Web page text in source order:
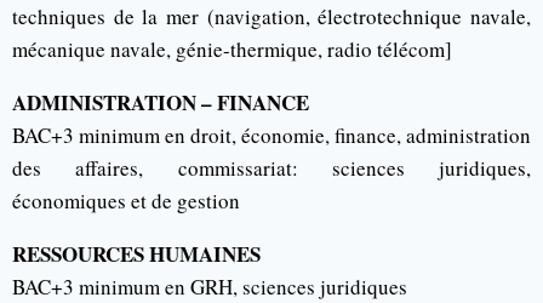
techniques de la mer (navigation, électrotechnique navale,
mécanique navale, génie-thermique, radio télécom]
ADMINISTRATION – FINANCE
BAC+3 minimum en droit, économie, finance, administration
des affaires, commissariat: sciences juridiques,
économiques et de gestion
RESSOURCES HUMAINES
BAC+3 minimum en GRH, sciences juridiques